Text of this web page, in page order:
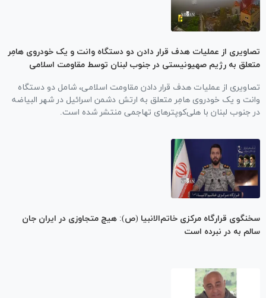
تصاویری از عملیات هدف قرار دادن دو دستگاه وانت و یک خودروی هامِر
متعلق به رژیم صهیونیستی در جنوب لبنان توسط مقاومت اسلامی
تصاویری از عملیات هدف قرار دادن مقاومت اسلامی، شامل دو دستگاه
وانت و یک خودروی هامِر متعلق به ارتش دشمن اسرائیل در شهر البیاضه
در جنوب لبنان با هلی‌کوپترهای تهاجمی منتشر شده است.
سخنگوی قرارگاه مرکزی خاتم‌الانبیا (ص): هیچ متجاوزی در ایران جان
سالم به در نبرده است